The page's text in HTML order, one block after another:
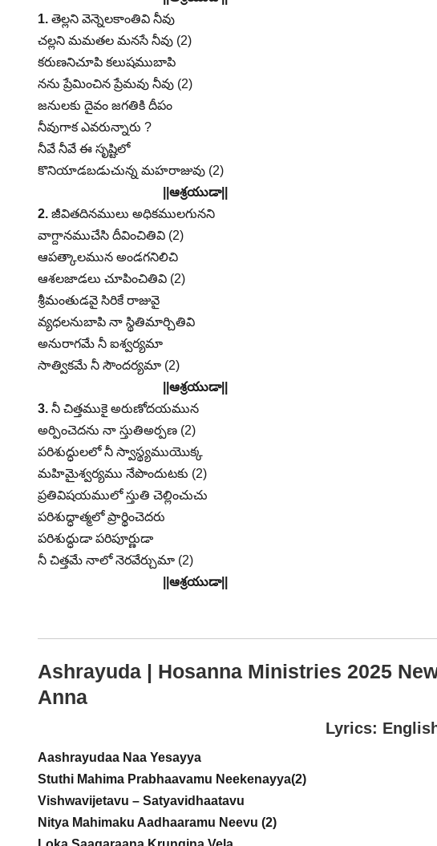
1. తెల్లని వెన్నెలకాంతివి నీవు
చల్లని మమతల మనసే నీవు (2)
కరుణనిచూపి కలుషముబాపి
నను ప్రేమించిన ప్రేమవు నీవు (2)
జనులకు దైవం జగతికి దీపం
నీవుగాక ఎవరున్నారు ?
నీవే నీవే ఈ సృష్టిలో
కొనియాడబడుచున్న మహరాజువు (2)
||ఆశ్రయుడా||
2. జీవితదినములు అధికములగునని
వాగ్దానముచేసి దీవించితివి (2)
ఆపత్కాలమున అండగనిలిచి
ఆశలజాడలు చూపించితివి (2)
శ్రీమంతుడవై సిరికే రాజువై
వ్యధలనుబాపి నా స్థితిమార్చితివి
అనురాగమే నీ ఐశ్వర్యమా
సాత్వికమే నీ సౌందర్యమా (2)
||ఆశ్రయుడా||
3. నీ చిత్తముకై అరుణోదయమున
అర్పించెదను నా స్తుతిఅర్పణ (2)
పరిశుద్ధులలో నీ స్వాస్థ్యముయొక్క
మహిమైశ్వర్యము నేపొందుటకు (2)
ప్రతివిషయములో స్తుతి చెల్లించుచు
పరిశుద్ధాత్మలో ప్రార్థించెదరు
పరిశుద్ధుడా పరిపూర్ణుడా
నీ చిత్తమే నాలో నెరవేర్చుమా (2)
||ఆశ్రయుడా||
Ashrayuda | Hosanna Ministries 2025
Anna
Lyrics:
Aashrayudaa Naa Yesayya
Stuthi Mahima Prabhaavamu Neekenayya(2)
Vishwavijetavu – Satyavidhaatavu
Nitya Mahimaku Aadhaaramu Neevu (2)